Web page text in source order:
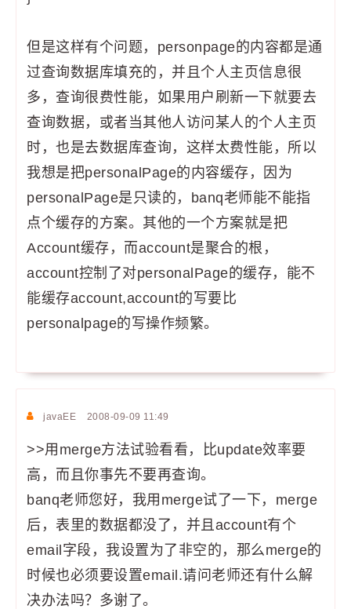
但是这样有个问题，personpage的内容都是通
过查询数据库填充的，并且个人主页信息很
多，查询很费性能，如果用户刷新一下就要去
查询数据，或者当其他人访问某人的个人主页
时，也是去数据库查询，这样太费性能，所以
我想是把personalPage的内容缓存，因为
personalPage是只读的，banq老师能不能指
点个缓存的方案。其他的一个方案就是把
Account缓存，而account是聚合的根，
account控制了对personalPage的缓存，能不
能缓存account,account的写要比
personalpage的写操作频繁。
javaEE 2008-09-09 11:49
>>用merge方法试验看看，比update效率要
高，而且你事先不要再查询。
banq老师您好，我用merge试了一下，merge
后，表里的数据都没了，并且account有个
email字段，我设置为了非空的，那么merge的
时候也必须要设置email.请问老师还有什么解
决办法吗？多谢了。